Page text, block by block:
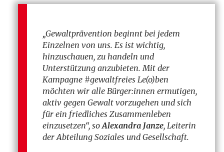
„Gewaltprävention beginnt bei jedem
Einzelnen von uns. Es ist wichtig,
hinzuschauen, zu handeln und
Unterstützung anzubieten. Mit der
Kampagne #gewaltfreies Le(o)ben
möchten wir alle Bürger:innen ermutigen,
aktiv gegen Gewalt vorzugehen und sich
für ein friedliches Zusammenleben
einzusetzen“, soAlexandra Janze, Leiterin
der Abteilung Soziales und Gesellschaft.